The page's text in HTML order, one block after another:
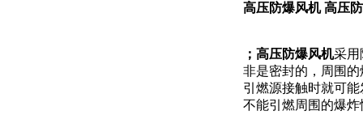
高压防爆风机 高压
；高压防爆风机采用
非是密封的，周围
引燃源接触时就可
不能引燃周围的爆